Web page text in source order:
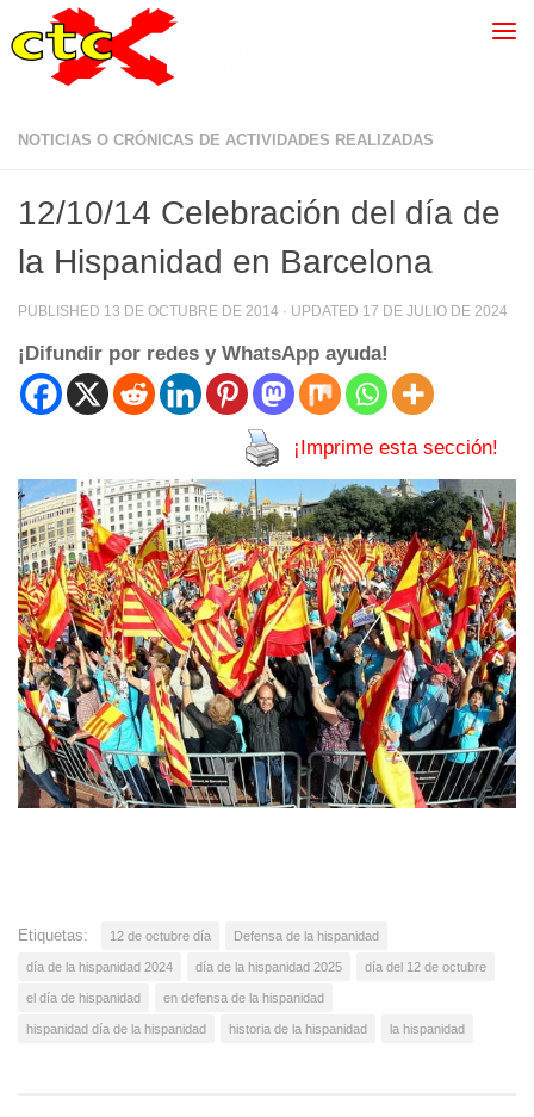
NOTICIAS O CRÓNICAS DE ACTIVIDADES REALIZADAS
12/10/14 Celebración del día de
la Hispanidad en Barcelona
PUBLISHED 13 DE OCTUBRE DE 2014 · UPDATED 17 DE JULIO DE 2024
¡Difundir por redes y WhatsApp ayuda!
¡Imprime esta sección!
Etiquetas: 12 de octubre día Defensa de la hispanidad
día de la hispanidad 2024 día de la hispanidad 2025 día del 12 de octubre
el día de hispanidad en defensa de la hispanidad
hispanidad día de la hispanidad historia de la hispanidad la hispanidad